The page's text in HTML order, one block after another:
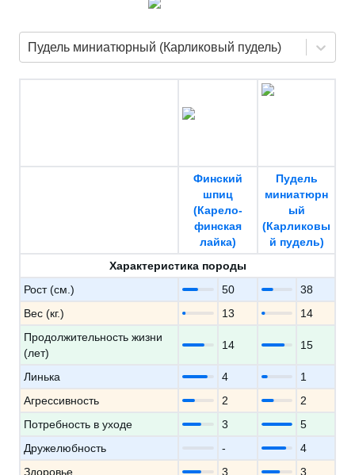
Пудель миниатюрный (Карликовый пудель)
Финский
шпиц
(Карело-
финская
лайка)
Пудель
миниатюрн
ый
(Карликовы
й пудель)
Характеристика породы
Рост (см.)
50
38
Вес (кг.)
13
14
Продолжительность жизни
(лет)
14 15
Линька 4
1
Агрессивность
2
2
Потребность в уходе
3
5
Дружелюбность
-
4
Здоровье
3
3